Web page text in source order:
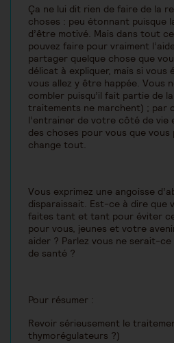
Ça ne lui dit rien de faire de la
choses : peu étonnant puisque
d’être motivé. Mais dans tout
pouvez faire pour vraiment
partager quelque chose que
délicat à expliquer, mais si vous
vous allez y être happée. Vous
combler puisqu’il fait partie de
traitements ne marchent) ; par
l’entrainer de votre côté de vie
des choses pour vous que vous
change tout.
Vous exprimez une angoisse
disparaissait. Est-ce à dire
faites tant et tant pour éviter
pour vous, jeunes et votre
aider ? Parlez vous ne serait-ce
de santé ?
Pour résumer :
Revoir sérieusement le
thymorégulateurs ?)